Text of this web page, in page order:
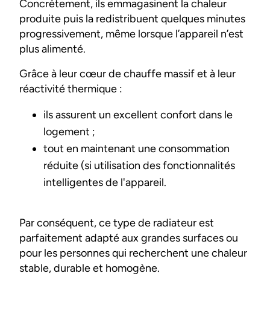
Concrètement, ils emmagasinent la chaleur
produite puis la redistribuent quelques minutes
progressivement, même lorsque l’appareil n’est
plus alimenté.
Grâce à leur cœur de chauffe massif et à leur
réactivité thermique :
ils assurent un excellent confort dans le
logement ;
tout en maintenant une consommation
réduite (si utilisation des fonctionnalités
intelligentes de l'appareil.
Par conséquent, ce type de radiateur est
parfaitement adapté aux grandes surfaces ou
pour les personnes qui recherchent une chaleur
stable, durable et homogène.